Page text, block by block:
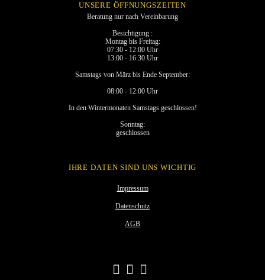
UNSERE ÖFFNUNGSZEITEN
Beratung nur nach Vereinbarung
Besichtigung :
Montag bis Freitag:
07:30 - 12:00 Uhr
13:00 - 16:30 Uhr
Samstags von März bis Ende September:
08:00 - 12:00 Uhr
In den Wintermonaten Samstags geschlossen!
Sonntag:
geschlossen
IHRE DATEN SIND UNS WICHTIG
Impressum
Datenschutz
AGB